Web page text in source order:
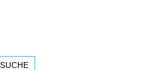
SUCHE